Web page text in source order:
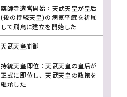
薬師寺造営開始：天武天皇が皇后
(後の持統天皇)の病気平癒を祈願
して飛鳥に建立を開始した
天武天皇崩御
持統天皇即位：天武天皇の皇后が
正式に即位し、天武天皇の政策を
継承した